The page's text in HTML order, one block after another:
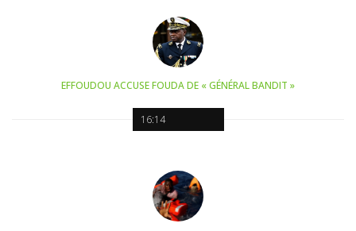
16:14
EFFOUDOU ACCUSE FOUDA DE « GÉNÉRAL BANDIT »